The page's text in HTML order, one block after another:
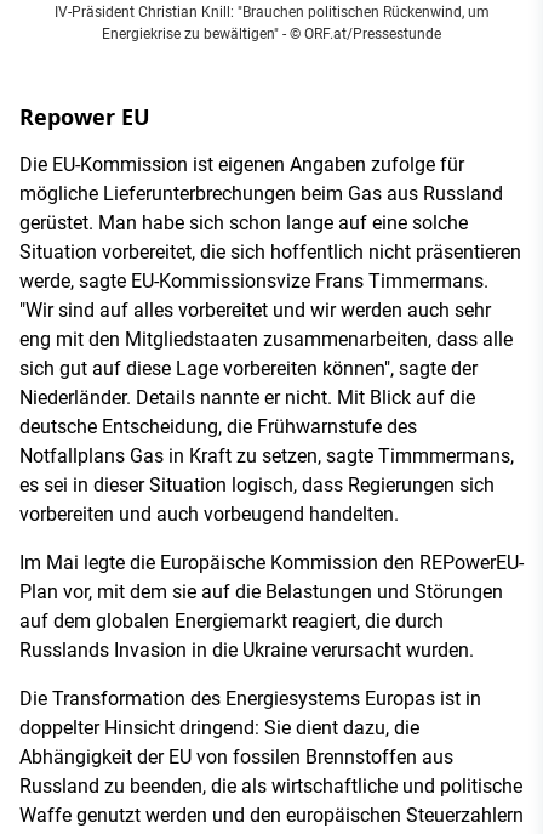
IV-Präsident Christian Knill: "Brauchen politischen Rückenwind, um
Energiekrise zu bewältigen" - © ORF.at/Pressestunde
Repower EU
Die EU-Kommission ist eigenen Angaben zufolge für
mögliche Lieferunterbrechungen beim Gas aus Russland
gerüstet. Man habe sich schon lange auf eine solche
Situation vorbereitet, die sich hoffentlich nicht präsentieren
werde, sagte EU-Kommissionsvize Frans Timmermans.
"Wir sind auf alles vorbereitet und wir werden auch sehr
eng mit den Mitgliedstaaten zusammenarbeiten, dass alle
sich gut auf diese Lage vorbereiten können", sagte der
Niederländer. Details nannte er nicht. Mit Blick auf die
deutsche Entscheidung, die Frühwarnstufe des
Notfallplans Gas in Kraft zu setzen, sagte Timmmermans,
es sei in dieser Situation logisch, dass Regierungen sich
vorbereiten und auch vorbeugend handelten.
Im Mai legte die Europäische Kommission den REPowerEU-
Plan vor, mit dem sie auf die Belastungen und Störungen
auf dem globalen Energiemarkt reagiert, die durch
Russlands Invasion in die Ukraine verursacht wurden.
Die Transformation des Energiesystems Europas ist in
doppelter Hinsicht dringend: Sie dient dazu, die
Abhängigkeit der EU von fossilen Brennstoffen aus
Russland zu beenden, die als wirtschaftliche und politische
Waffe genutzt werden und den europäischen Steuerzahlern